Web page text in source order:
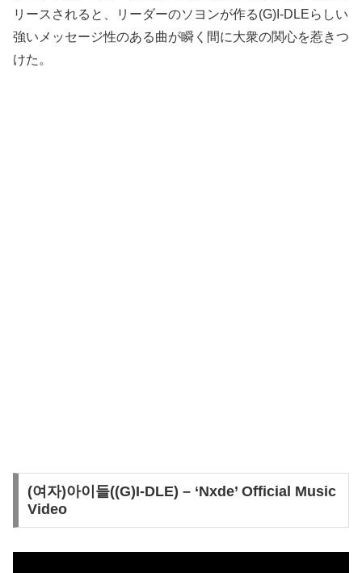
リースされると、リーダーのソヨンが作る(G)I-DLEらしい
強いメッセージ性のある曲が瞬く間に大衆の関心を惹きつ
けた。
(여자)아이들((G)I-DLE) – ‘Nxde’ Official Music
Video